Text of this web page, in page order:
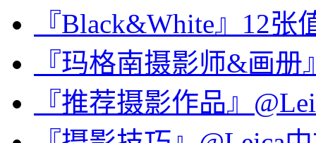
『Black&White』12
『玛格南摄影师&画
『推荐摄影作品』